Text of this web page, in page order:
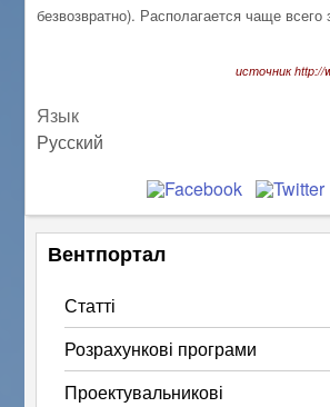
безвозвратно). Располагается чаще
источникhttp://
Язык
Русский
Вентпортал
Статті
Розрахункові програми
Проектувальникові